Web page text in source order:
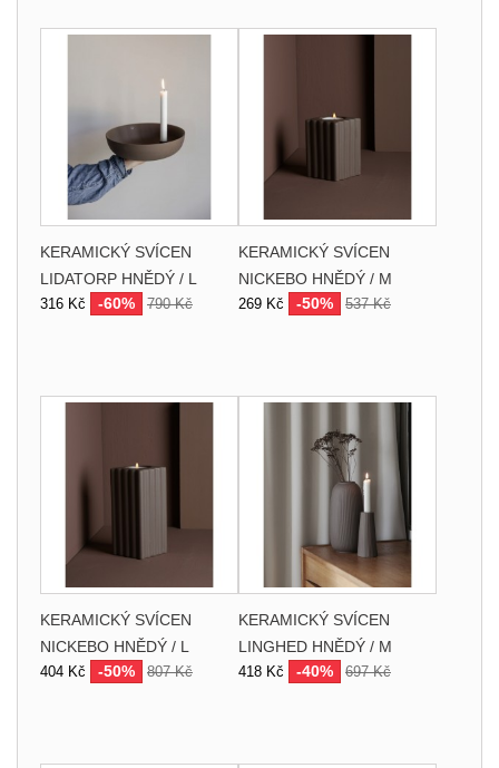
KERAMICKÝ SVÍCEN
LIDATORP HNĚDÝ / L
316 Kč -60% 790 Kč
KERAMICKÝ SVÍCEN
NICKEBO HNĚDÝ / M
269 Kč -50% 537 Kč
KERAMICKÝ SVÍCEN
NICKEBO HNĚDÝ / L
404 Kč -50% 807 Kč
KERAMICKÝ SVÍCEN
LINGHED HNĚDÝ / M
418 Kč -40% 697 Kč